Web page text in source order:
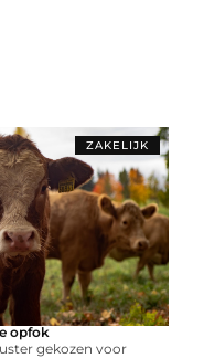
ZAKELIJK
opfok
gekozen voor